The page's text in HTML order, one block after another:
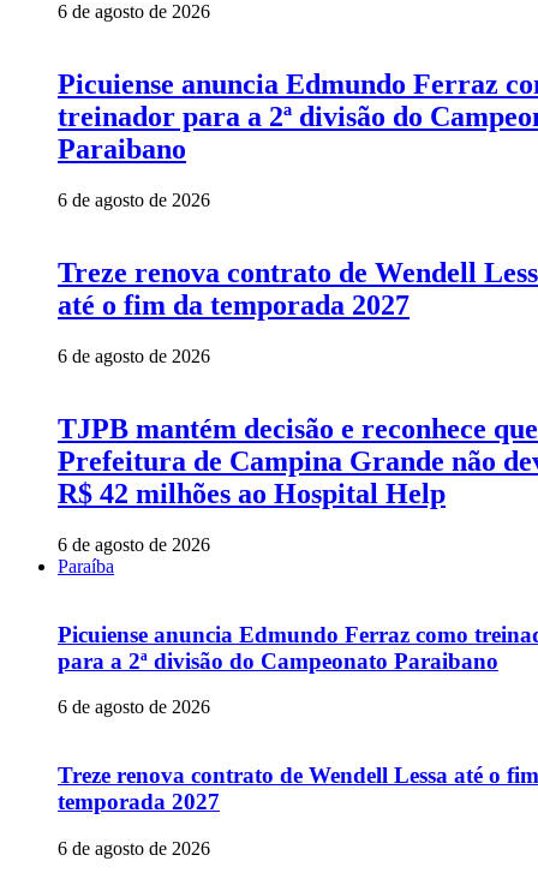
6 de agosto de 2026
Picuiense anuncia Edmundo Ferraz
treinador para a 2ª divisão do
Paraibano
6 de agosto de 2026
Treze renova contrato de Wendell
até o fim da temporada 2027
6 de agosto de 2026
TJPB mantém decisão e reconhece que
Prefeitura de Campina Grande não
R$ 42 milhões ao Hospital Help
6 de agosto de 2026
Paraíba
Picuiense anuncia Edmundo Ferraz como
para a 2ª divisão do Campeonato Paraibano
6 de agosto de 2026
Treze renova contrato de Wendell Lessa até o
temporada 2027
6 de agosto de 2026